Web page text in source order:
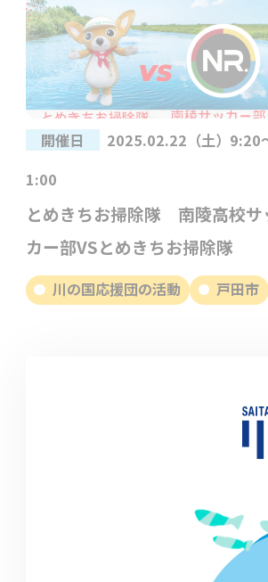
開催日
2025.02.22（土）9:20
1:00
とめきちお掃除隊 南陵高校サ
カー部VSとめきちお掃除隊
川の国応援団の活動 戸田市